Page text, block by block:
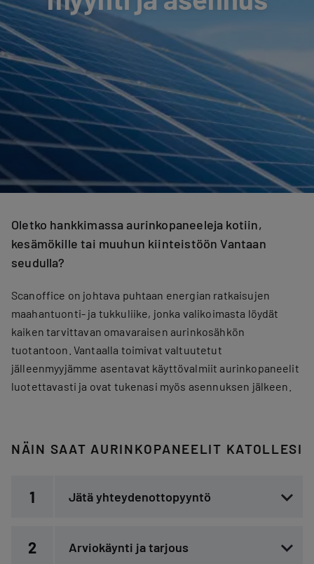
Oletko hankkimassa aurinkopaneeleja kotiin,
kesämökille tai muuhun kiinteistöön Vantaan
seudulla?
Scanoffice on johtava puhtaan energian ratkaisujen
maahantuonti- ja tukkuliike, jonka valikoimasta löydät
kaiken tarvittavan omavaraisen aurinkosähkön
tuotantoon. Vantaalla toimivat valtuutetut
jälleenmyyjämme asentavat käyttövalmiit aurinkopaneelit
luotettavasti ja ovat tukenasi myös asennuksen jälkeen.
NÄIN SAAT AURINKOPANEELIT KATOLLESI
1 Jätä yhteydenottopyyntö
2 Arviokäynti ja tarjous